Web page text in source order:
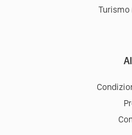
Turismo